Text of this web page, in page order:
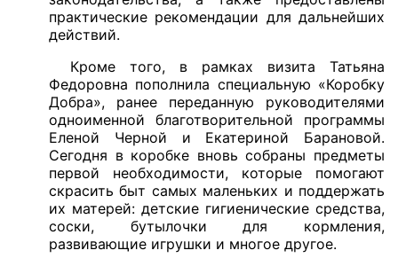
практические рекомендации для дальнейших
действий.
Кроме того, в рамках визита Татьяна
Федоровна пополнила специальную «Коробку
Добра», ранее переданную руководителями
одноименной благотворительной программы
Еленой Черной и Екатериной Барановой.
Сегодня в коробке вновь собраны предметы
первой необходимости, которые помогают
скрасить быт самых маленьких и поддержать
их матерей: детские гигиенические средства,
соски, бутылочки для кормления,
развивающие игрушки и многое другое.